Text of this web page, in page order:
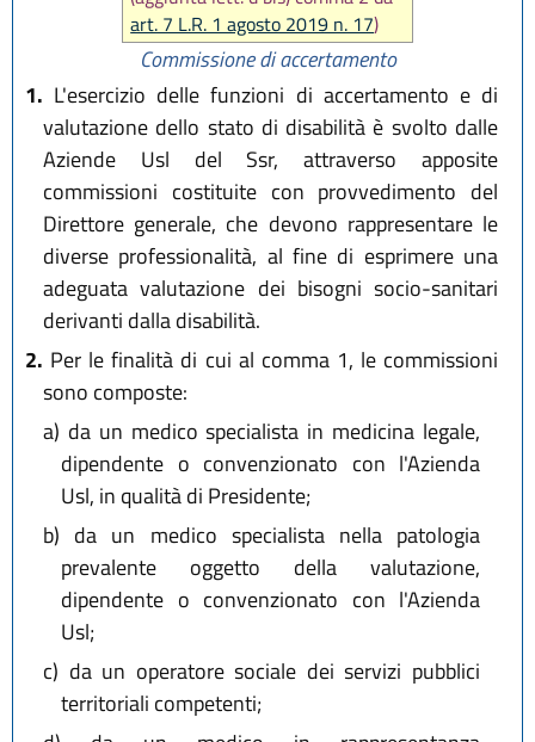
art. 7 L.R. 1 agosto 2019 n. 17)
Commissione di accertamento
1. L'esercizio delle funzioni di accertamento e di
valutazione dello stato di disabilità è svolto dalle
Aziende Usl del Ssr, attraverso apposite
commissioni costituite con provvedimento del
Direttore generale, che devono rappresentare le
diverse professionalità, al fine di esprimere una
adeguata valutazione dei bisogni socio-sanitari
derivanti dalla disabilità.
2. Per le finalità di cui al comma 1, le commissioni
sono composte:
a) da un medico specialista in medicina legale,
dipendente o convenzionato con l'Azienda
Usl, in qualità di Presidente;
b) da un medico specialista nella patologia
prevalente oggetto della valutazione,
dipendente o convenzionato con l'Azienda
Usl;
c) da un operatore sociale dei servizi pubblici
territoriali competenti;